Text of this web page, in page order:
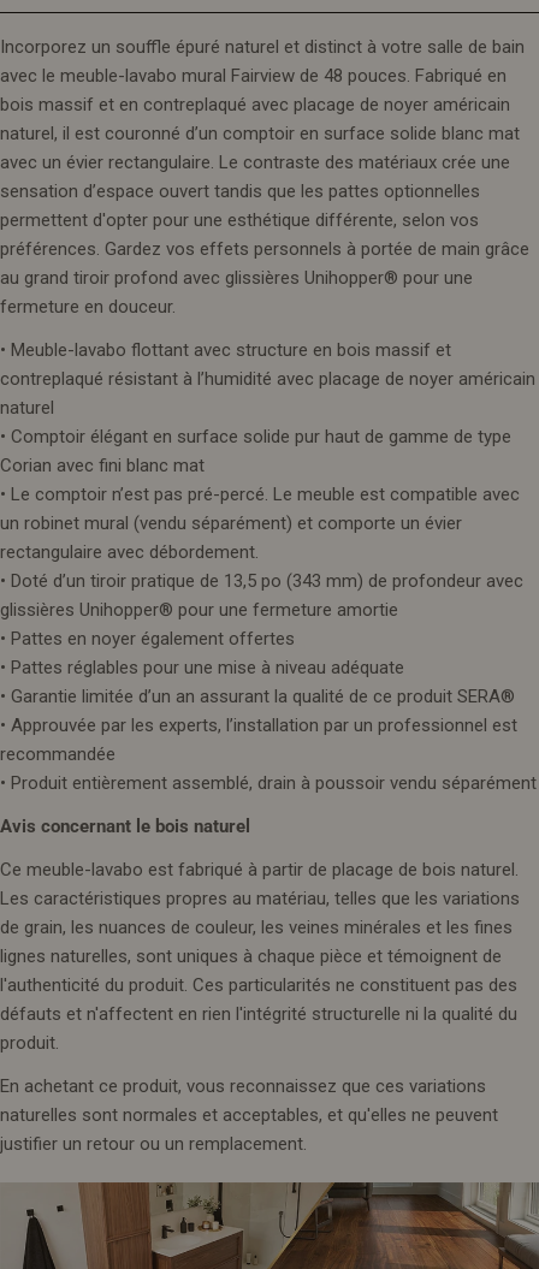
Incorporez un souffle épuré naturel et distinct à votre salle de bain
avec le meuble-lavabo mural Fairview de 48 pouces. Fabriqué en
bois massif et en contreplaqué avec placage de noyer américain
naturel, il est couronné d’un comptoir en surface solide blanc mat
avec un évier rectangulaire. Le contraste des matériaux crée une
sensation d’espace ouvert tandis que les pattes optionnelles
permettent d'opter pour une esthétique différente, selon vos
préférences. Gardez vos effets personnels à portée de main grâce
au grand tiroir profond avec glissières Unihopper® pour une
fermeture en douceur.
• Meuble-lavabo flottant avec structure en bois massif et
contreplaqué résistant à l’humidité avec placage de noyer américain
naturel
• Comptoir élégant en surface solide pur haut de gamme de type
Corian avec fini blanc mat
• Le comptoir n’est pas pré-percé. Le meuble est compatible avec
un robinet mural (vendu séparément) et comporte un évier
rectangulaire avec débordement.
• Doté d’un tiroir pratique de 13,5 po (343 mm) de profondeur avec
glissières Unihopper® pour une fermeture amortie
• Pattes en noyer également offertes
• Pattes réglables pour une mise à niveau adéquate
• Garantie limitée d’un an assurant la qualité de ce produit SERA®
• Approuvée par les experts, l’installation par un professionnel est
recommandée
• Produit entièrement assemblé, drain à poussoir vendu séparément
Avis concernant le bois naturel
Ce meuble-lavabo est fabriqué à partir de placage de bois naturel.
Les caractéristiques propres au matériau, telles que les variations
de grain, les nuances de couleur, les veines minérales et les fines
lignes naturelles, sont uniques à chaque pièce et témoignent de
l'authenticité du produit. Ces particularités ne constituent pas des
défauts et n'affectent en rien l'intégrité structurelle ni la qualité du
produit.
En achetant ce produit, vous reconnaissez que ces variations
naturelles sont normales et acceptables, et qu'elles ne peuvent
justifier un retour ou un remplacement.